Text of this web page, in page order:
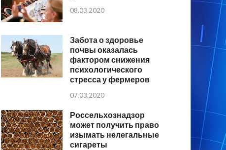
08.03.2020
Забота о здоровье
почвы оказалась
фактором снижения
психологического
стресса у фермеров
07.03.2020
Россельхознадзор
может получить право
изымать нелегальные
сигареты